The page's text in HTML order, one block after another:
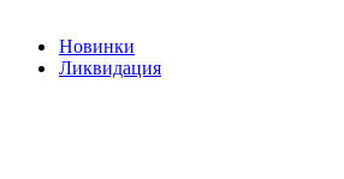
Новинки
Ликвидация